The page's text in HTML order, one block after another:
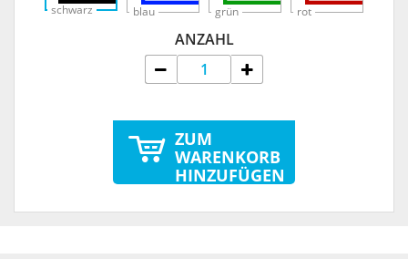
schwarz blau grün rot
ANZAHL
ZUM
WARENKORB
HINZUFÜGEN